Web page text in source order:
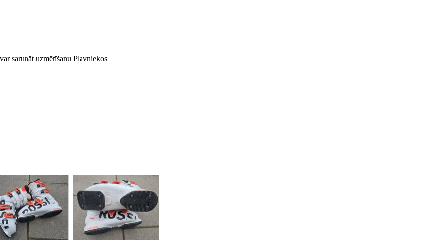
sarunāt uzmērīšanu Pļavniekos.